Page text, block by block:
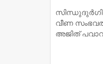
വീണ
അജിത് പവാറും